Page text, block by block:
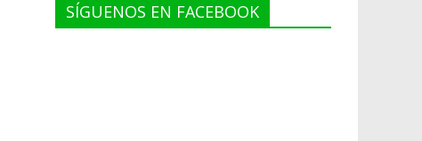
SÍGUENOS EN FACEBOOK